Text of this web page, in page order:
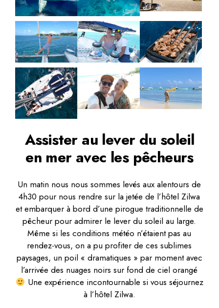
Assister au lever du soleil
en mer avec les pêcheurs
Un matin nous nous sommes levés aux alentours de
4h30 pour nous rendre sur la jetée de l’hôtel Zilwa
et embarquer à bord d’une pirogue traditionnelle de
pêcheur pour admirer le lever du soleil au large.
Même si les conditions météo n’étaient pas au
rendez-vous, on a pu profiter de ces sublimes
paysages, un poil « dramatiques » par moment avec
l’arrivée des nuages noirs sur fond de ciel orangé
Une expérience incontournable si vous séjournez
à l’hôtel Zilwa.